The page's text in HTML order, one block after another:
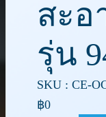
สะอ
รุ่น
SKU : CE-
฿0